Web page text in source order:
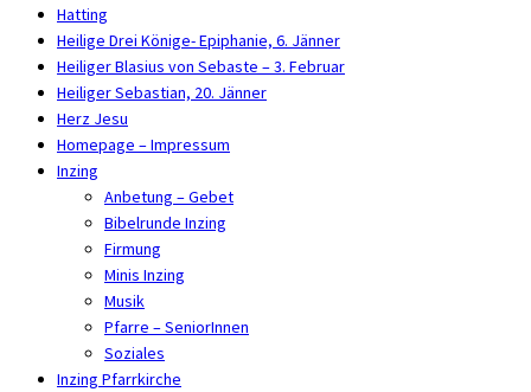
Hatting
Heilige Drei Könige- Epiphanie, 6. Jänner
Heiliger Blasius von Sebaste – 3. Februar
Heiliger Sebastian, 20. Jänner
Herz Jesu
Homepage – Impressum
Inzing
Anbetung – Gebet
Bibelrunde Inzing
Firmung
Minis Inzing
Musik
Pfarre – SeniorInnen
Soziales
Inzing Pfarrkirche